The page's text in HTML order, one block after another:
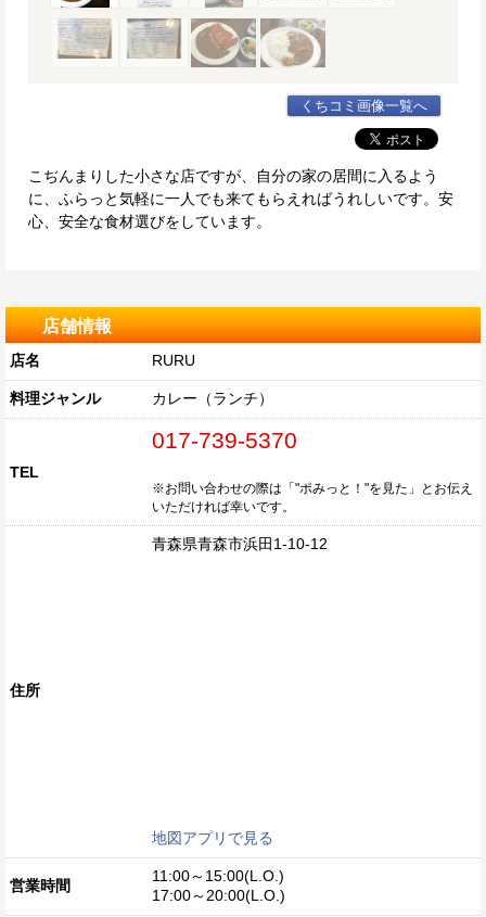
くちコミ画像一覧へ
こぢんまりした小さな店ですが、自分の家の居間に入るよう
に、ふらっと気軽に一人でも来てもらえればうれしいです。安
心、安全な食材選びをしています。
店舗情報
店名 RURU
料理ジャンル カレー（ランチ）
TEL
017-739-5370
※お問い合わせの際は「"ポみっと！"を見た」とお伝え
いただければ幸いです。
住所
青森県青森市浜田1-10-12
地図アプリで見る
営業時間
11:00～15:00(L.O.)
17:00～20:00(L.O.)